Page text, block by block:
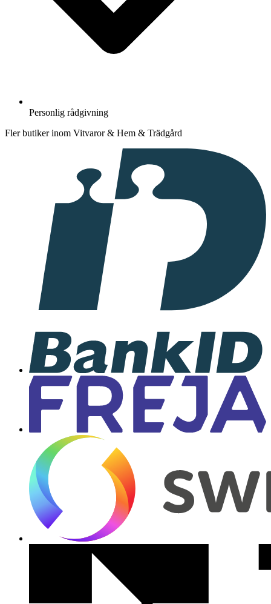
Personlig rådgivning
Fler butiker inom Vitvaror & Hem & Trädgård